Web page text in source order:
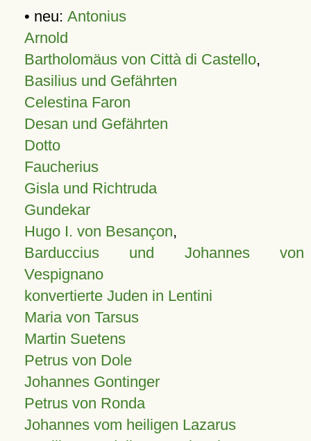
• neu: Antonius
Arnold
Bartholomäus von Città di Castello,
Basilius und Gefährten
Celestina Faron
Desan und Gefährten
Dotto
Faucherius
Gisla und Richtruda
Gundekar
Hugo I. von Besançon,
Barduccius und Johannes von
Vespignano
konvertierte Juden in Lentini
Maria von Tarsus
Martin Suetens
Petrus von Dole
Johannes Gontinger
Petrus von Ronda
Johannes vom heiligen Lazarus